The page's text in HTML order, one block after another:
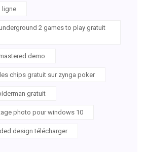
ligne
2 games to play gratuit
demo
chips gratuit sur zynga poker
gratuit
photo pour windows 10
design télécharger